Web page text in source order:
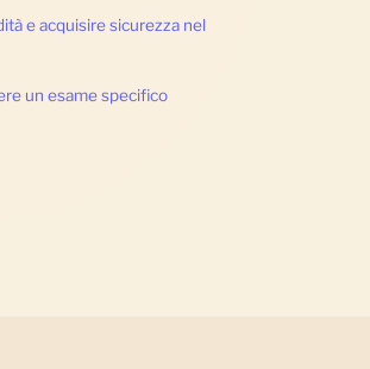
e acquisire sicurezza nel
un esame specifico